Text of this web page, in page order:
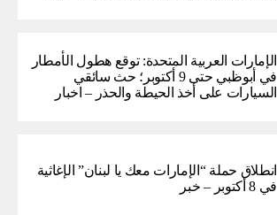
الإمارات العربية المتحدة: توقع هطول الأمطار
في أبوظبي حتى 9 أكتوبر؛ حث سائقي
السيارات على أخذ الحيطة والحذر – اخبار
انطلاق حملة “الإمارات معك يا لبنان” الإغاثية
في 8 أكتوبر – خبر